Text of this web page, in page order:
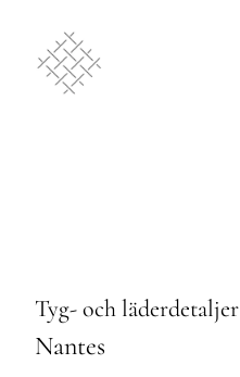
Tyg- och läderdetaljer
Nantes